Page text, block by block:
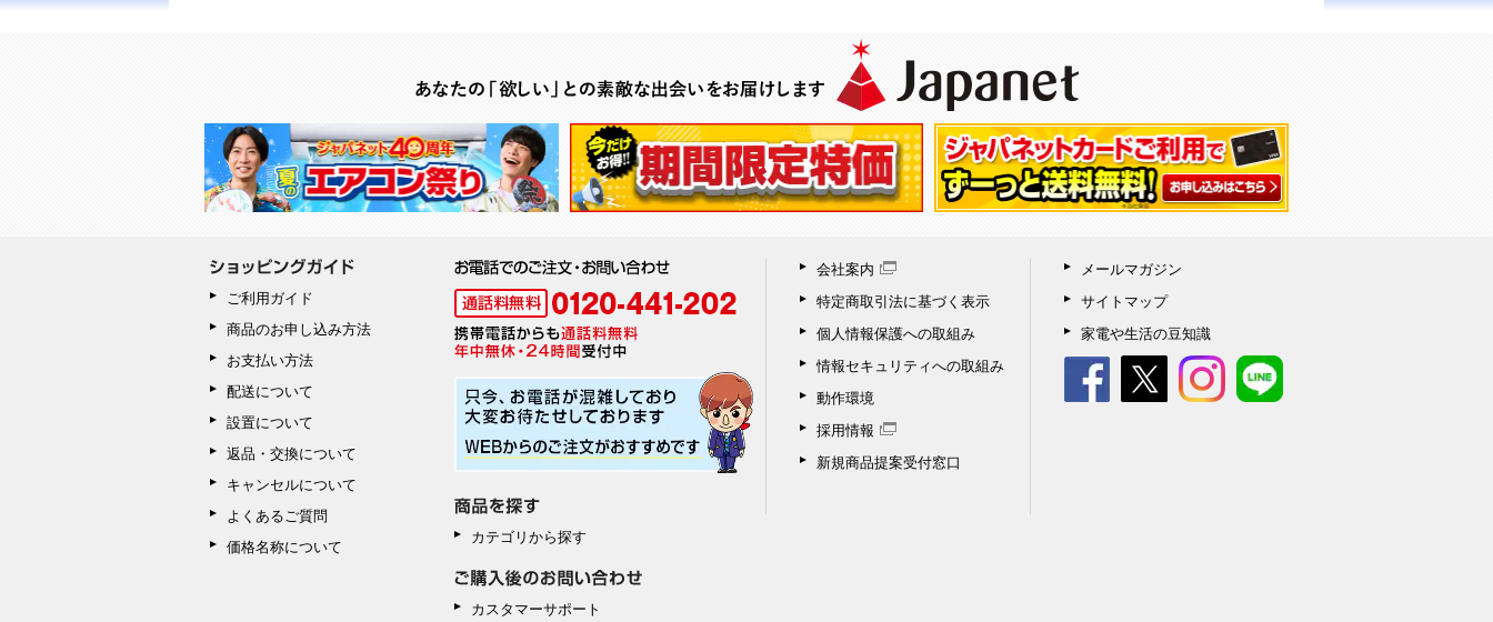
ご利用ガイド
商品のお申し込み方法
お支払い方法
配送について
設置について
返品・交換について
キャンセルについて
よくあるご質問
価格名称について
カテゴリから探す
カスタマーサポート
会社案内
特定商取引法に基づく表示
個人情報保護への取組み
情報セキュリティへの取組み
動作環境
採用情報
新規商品提案受付窓口
メールマガジン
サイトマップ
家電や生活の豆知識